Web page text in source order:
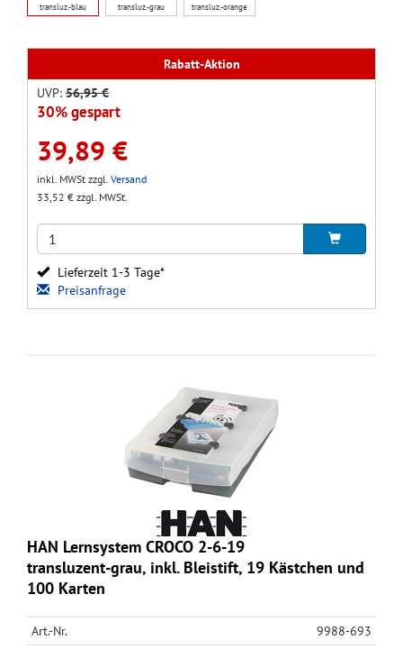
transluz.-blau transluz.-grau transluz.-orange
Rabatt-Aktion
UVP: 56,95 €
30% gespart
39,89 €
inkl. MWSt zzgl. Versand
33,52 € zzgl. MWSt.
Lieferzeit 1-3 Tage*
Preisanfrage
HAN Lernsystem CROCO 2-6-19
transluzent-grau, inkl. Bleistift, 19 Kästchen und
100 Karten
Art.-Nr.
9988-693